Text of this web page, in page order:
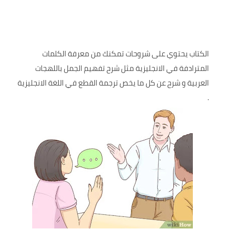
الكتاب يحتوي على شروحات تمكنك من معرفة الكلمات
المترادفة في الانجليزية مثل شرح تفهيم الجمل باللهجات
العربية و شرح عن كل ما يخص ترجمة القطع في اللغة الانجليزية
.